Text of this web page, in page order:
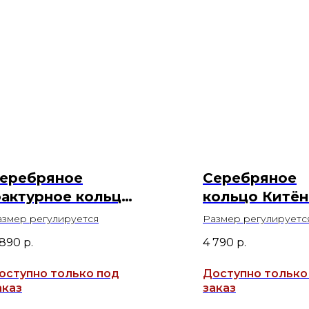
кольцо
регулируется
р.
Серебряное
кольцо
Горным
(гладкий)
Размер
4 790 р.